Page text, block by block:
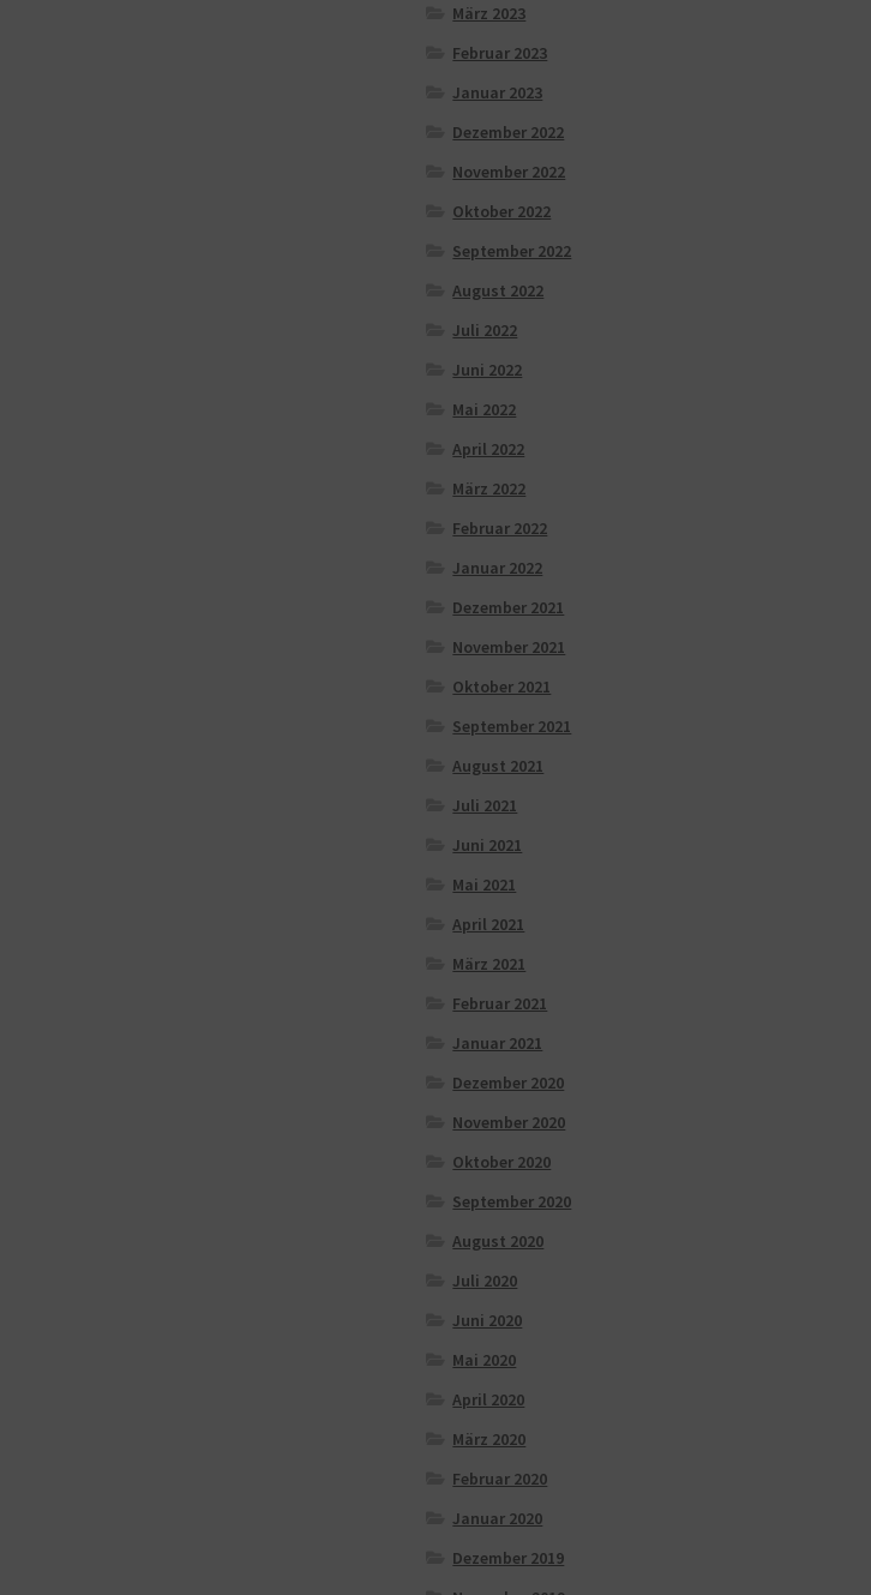
März 2023
Februar 2023
Januar 2023
Dezember 2022
November 2022
Oktober 2022
September 2022
August 2022
Juli 2022
Juni 2022
Mai 2022
April 2022
März 2022
Februar 2022
Januar 2022
Dezember 2021
November 2021
Oktober 2021
September 2021
August 2021
Juli 2021
Juni 2021
Mai 2021
April 2021
März 2021
Februar 2021
Januar 2021
Dezember 2020
November 2020
Oktober 2020
September 2020
August 2020
Juli 2020
Juni 2020
Mai 2020
April 2020
März 2020
Februar 2020
Januar 2020
Dezember 2019